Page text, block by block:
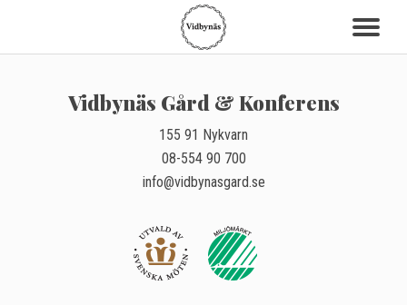
Vidbynäs Gård & Konferens
155 91 Nykvarn
08-554 90 700
info@vidbynasgard.se